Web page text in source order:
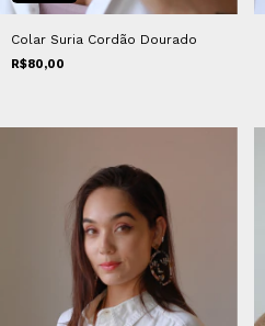
Colar Suria Cordão Dourado
R$80,00